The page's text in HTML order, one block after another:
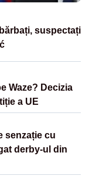
suspectați
Waze? Decizia
a UE
senzație cu
derby-ul din